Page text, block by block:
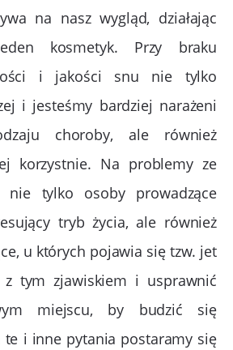
na nasz wygląd, działając
kosmetyk. Przy braku
i jakości snu nie tylko
i jesteśmy bardziej narażeni
choroby, ale również
korzystnie. Na problemy ze
nie tylko osoby prowadzące
tryb życia, ale również
u których pojawia się tzw. jet
z tym zjawiskiem i usprawnić
miejscu, by budzić się
te i inne pytania postaramy się